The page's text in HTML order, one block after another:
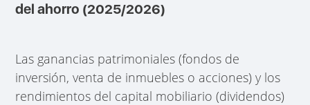
del ahorro (2025/2026)
Las ganancias patrimoniales (fondos de
inversión, venta de inmuebles o acciones) y los
rendimientos del capital mobiliario (dividendos)